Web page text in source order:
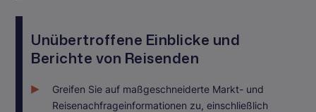
Unübertroffene Einblicke und
Berichte von Reisenden
Greifen Sie auf maßgeschneiderte Markt- und
Reisenachfrageinformationen zu, einschließlich